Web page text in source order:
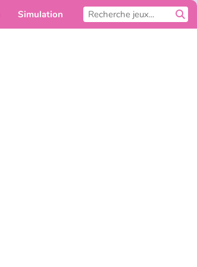
Simulation